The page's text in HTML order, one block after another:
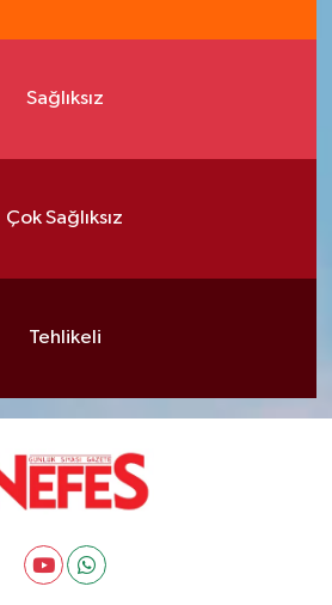
Sağlıksız
Çok Sağlıksız
Tehlikeli